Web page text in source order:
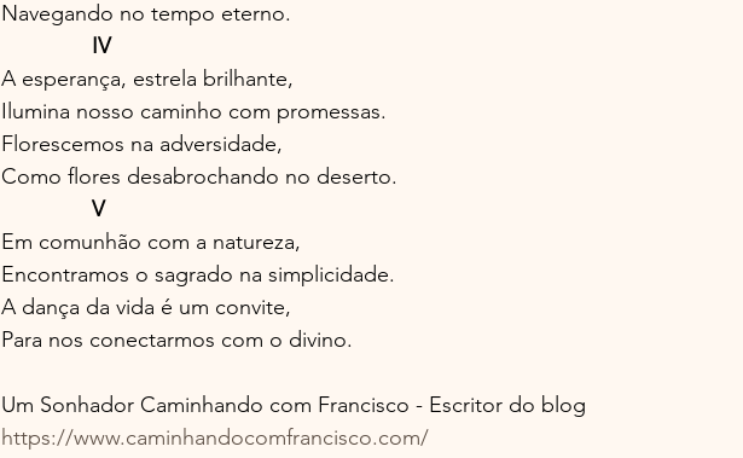
Navegando no tempo eterno.
IV
A esperança, estrela brilhante,
Ilumina nosso caminho com promessas.
Florescemos na adversidade,
Como flores desabrochando no deserto.
V
Em comunhão com a natureza,
Encontramos o sagrado na simplicidade.
A dança da vida é um convite,
Para nos conectarmos com o divino.
Um Sonhador Caminhando com Francisco - Escritor do blog
https://www.caminhandocomfrancisco.com/